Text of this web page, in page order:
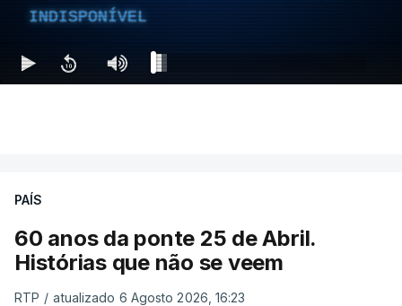
INDISPONÍVEL
PAÍS
60 anos da ponte 25 de Abril.
Histórias que não se veem
RTP / atualizado 6 Agosto 2026, 16:23